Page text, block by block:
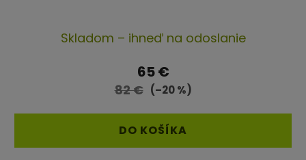
hodnotenie
produktu
je
z
5
Skladom – ihneď na odoslanie
65 €
82 € (–20 %)
DO KOŠÍKA